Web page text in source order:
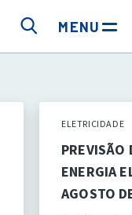
MENU
ELETRICIDADE
PREVISÃO
ENERGIA
AGOSTO